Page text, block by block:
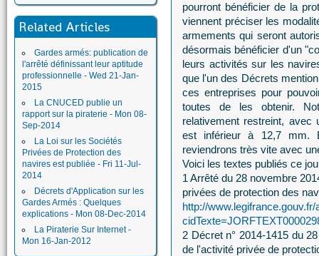
Related Articles
Gardes armés: publication de
l'arrêté définissant leur aptitude
professionnelle - Wed 21-Jan-
2015
La CNUCED publie un
rapport sur la piraterie - Mon 08-
Sep-2014
La Loi sur les Sociétés
Privées de Protection des
navires est publiée - Fri 11-Jul-
2014
Décrets d'Application sur les
Gardes Armés : Quelques
explications - Mon 08-Dec-2014
La Piraterie Sur Internet -
Mon 16-Jan-2012
pourront bénéficier de la
viennent préciser les
armements qui seront
désormais bénéficier d'un
leurs activités sur les
que l'un des Décrets
ces entreprises pour
toutes de les obtenir.
relativement restreint, avec
est inférieur à 12,7 mm.
reviendrons très vite avec
Voici les textes publiés ce
1 Arrêté du 28 novembre
privées de protection des
http://www.legifrance.gouv.fr/
2 Décret n° 2014-1415 du
de l'activité privée de